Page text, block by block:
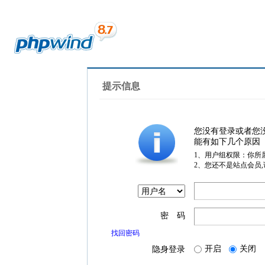
提示信息
您没有登录或者您
能有如下几个原因
1、用户组权限：你所
2、您还不是站点会员
密 码
找回密码
隐身登录 开启 关闭